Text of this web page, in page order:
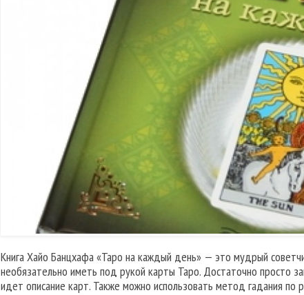
Книга Хайо Банцхафа «Таро на каждый день» — это мудрый
необязательно иметь под рукой карты Таро. Достаточно просто
идет описание карт. Также можно использовать метод гадания по